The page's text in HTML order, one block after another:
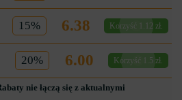
15% 6.38 Korzyść 1.12 zł.
20% 6.00 Korzyść 1.5 zł.
nie łączą się z aktualnymi